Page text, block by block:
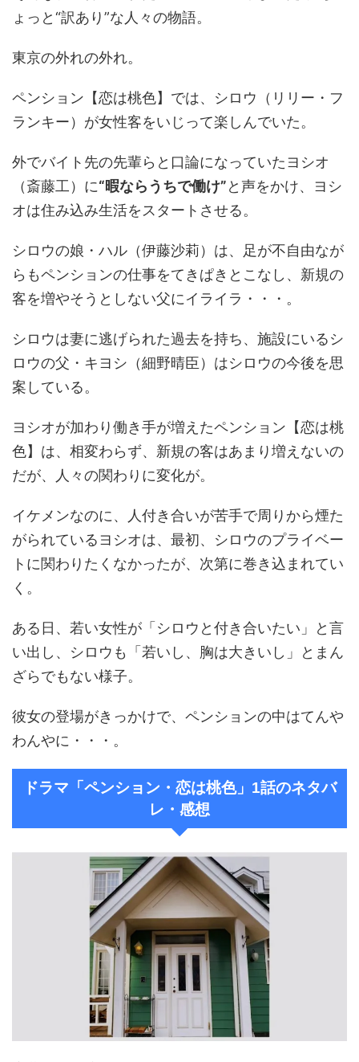
ょっと“訳あり”な人々の物語。
東京の外れの外れ。
ペンション【恋は桃色】では、シロウ（リリー・フ
ランキー）が女性客をいじって楽しんでいた。
外でバイト先の先輩らと口論になっていたヨシオ
（斎藤工）に“暇ならうちで働け”と声をかけ、ヨシ
オは住み込み生活をスタートさせる。
シロウの娘・ハル（伊藤沙莉）は、足が不自由なが
らもペンションの仕事をてきぱきとこなし、新規の
客を増やそうとしない父にイライラ・・・。
シロウは妻に逃げられた過去を持ち、施設にいるシ
ロウの父・キヨシ（細野晴臣）はシロウの今後を思
案している。
ヨシオが加わり働き手が増えたペンション【恋は桃
色】は、相変わらず、新規の客はあまり増えないの
だが、人々の関わりに変化が。
イケメンなのに、人付き合いが苦手で周りから煙た
がられているヨシオは、最初、シロウのプライベー
トに関わりたくなかったが、次第に巻き込まれてい
く。
ある日、若い女性が「シロウと付き合いたい」と言
い出し、シロウも「若いし、胸は大きいし」とまん
ざらでもない様子。
彼女の登場がきっかけで、ペンションの中はてんや
わんやに・・・。
ドラマ「ペンション・恋は桃色」1話のネタバ
レ・感想